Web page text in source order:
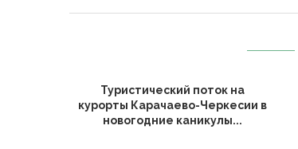
Туристический поток на
курорты Карачаево-Черкесии в
новогодние каникулы...